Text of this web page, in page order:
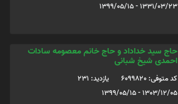
1331/03/23 - 1399/05/15
حاج سید خداداد و حاج خانم معصومه سادات
احمدی شیخ شبانی
کد متوفی: 6099820
یازدید: 231
1303/12/05 - 1399/05/15